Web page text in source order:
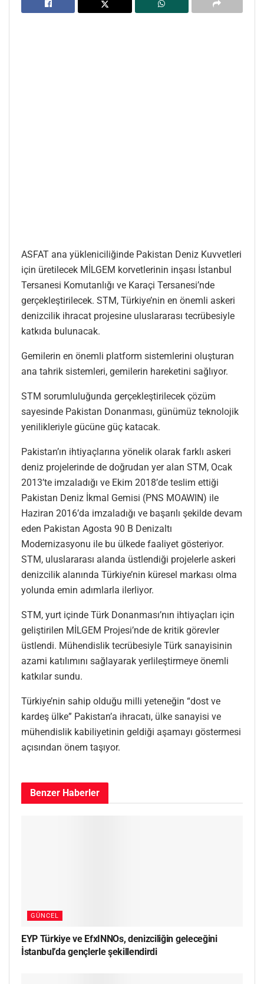
ASFAT ana yükleniciliğinde Pakistan Deniz Kuvvetleri
için üretilecek MİLGEM korvetlerinin inşası İstanbul
Tersanesi Komutanlığı ve Karaçi Tersanesi’nde
gerçekleştirilecek. STM, Türkiye’nin en önemli askeri
denizcilik ihracat projesine uluslararası tecrübesiyle
katkıda bulunacak.
Gemilerin en önemli platform sistemlerini oluşturan
ana tahrik sistemleri, gemilerin hareketini sağlıyor.
STM sorumluluğunda gerçekleştirilecek çözüm
sayesinde Pakistan Donanması, günümüz teknolojik
yenilikleriyle gücüne güç katacak.
Pakistan’ın ihtiyaçlarına yönelik olarak farklı askeri
deniz projelerinde de doğrudan yer alan STM, Ocak
2013’te imzaladığı ve Ekim 2018’de teslim ettiği
Pakistan Deniz İkmal Gemisi (PNS MOAWIN) ile
Haziran 2016’da imzaladığı ve başarılı şekilde devam
eden Pakistan Agosta 90 B Denizaltı
Modernizasyonu ile bu ülkede faaliyet gösteriyor.
STM, uluslararası alanda üstlendiği projelerle askeri
denizcilik alanında Türkiye’nin küresel markası olma
yolunda emin adımlarla ilerliyor.
STM, yurt içinde Türk Donanması’nın ihtiyaçları için
geliştirilen MİLGEM Projesi’nde de kritik görevler
üstlendi. Mühendislik tecrübesiyle Türk sanayisinin
azami katılımını sağlayarak yerlileştirmeye önemli
katkılar sundu.
Türkiye’nin sahip olduğu milli yeteneğin “dost ve
kardeş ülke” Pakistan’a ihracatı, ülke sanayisi ve
mühendislik kabiliyetinin geldiği aşamayı göstermesi
açısından önem taşıyor.
Benzer Haberler
GÜNCEL
EYP Türkiye ve EfxINNOs, denizciliğin geleceğini
İstanbul’da gençlerle şekillendirdi